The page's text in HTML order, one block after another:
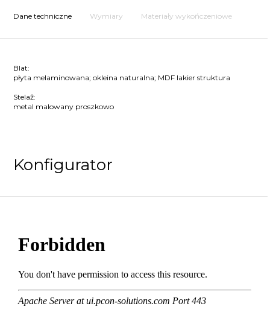
Dane techniczne Wymiary Materiały wykończeniowe
Blat:
płyta melaminowana; okleina naturalna; MDF lakier struktura
Stelaż:
metal malowany proszkowo
Konfigurator